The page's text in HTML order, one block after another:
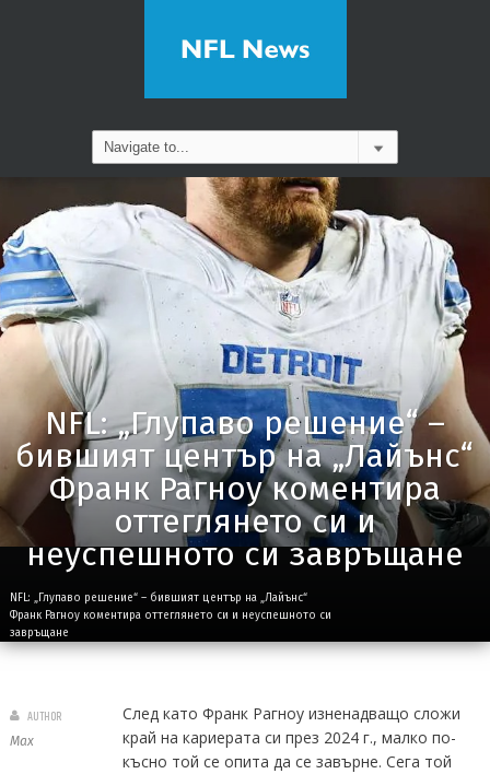
NFL: „Глупаво решение“ –
бившият център на „Лайънс“
Франк Рагноу коментира
оттеглянето си и
неуспешното си завръщане
NFL: „Глупаво решение“ – бившият център на „Лайънс“
Франк Рагноу коментира оттеглянето си и неуспешното си
завръщане
След като Франк Рагноу изненадващо сложи
край на кариерата си през 2024 г., малко по-
късно той се опита да се завърне. Сега той
AUTHOR
Max